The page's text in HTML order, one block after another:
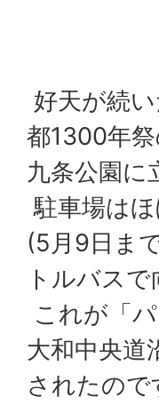
好天が続
都1300年
九条公園に
駐車場は
(5月9日ま
トルバスで
これが「
大和中央道
されたの